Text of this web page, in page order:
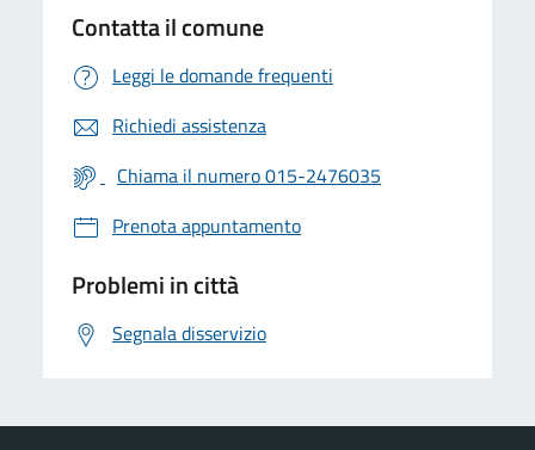
Contatta il comune
Leggi le domande frequenti
Richiedi assistenza
Chiama il numero 015-2476035
Prenota appuntamento
Problemi in città
Segnala disservizio